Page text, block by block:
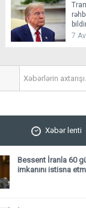
7
Xəbər lenti
Bessent İranla 60
imkanını istisna